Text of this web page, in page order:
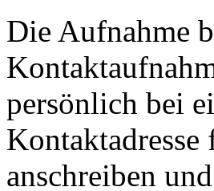
Die Aufnahme
persönlich bei
Kontaktadresse
anschreiben